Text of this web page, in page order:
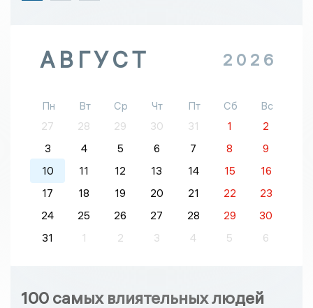
АВГУСТ 2026
Пн Вт Ср Чт Пт Сб
Вс
27
28 29 30 31 1
2
3
4 5 6 7 8
9
10
11 12 13 14 15
16
17
18 19 20 21 22
23
24
25 26 27 28 29
30
31
1 2 3 4 5 6
100 самых влиятельных людей